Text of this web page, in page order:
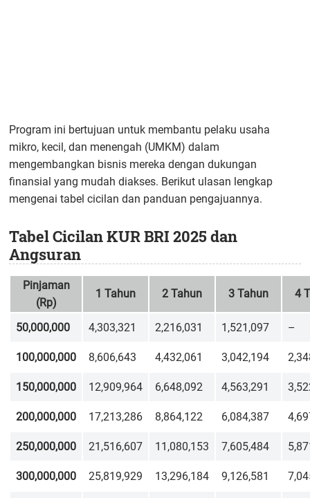
Program ini bertujuan untuk membantu pelaku usaha
mikro, kecil, dan menengah (UMKM) dalam
mengembangkan bisnis mereka dengan dukungan
finansial yang mudah diakses. Berikut ulasan lengkap
mengenai tabel cicilan dan panduan pengajuannya.
Tabel Cicilan KUR BRI 2025 dan
Angsuran
Pinjaman
(Rp)
1 Tahun 2 Tahun 3 Tahun 4
50,000,000 4,303,321 2,216,031 1,521,097 –
100,000,000 8,606,643 4,432,061 3,042,194
150,000,000 12,909,964 6,648,092 4,563,291
200,000,000 17,213,286 8,864,122 6,084,387
250,000,000 21,516,607 11,080,153 7,605,484
300,000,000 25,819,929 13,296,184 9,126,581